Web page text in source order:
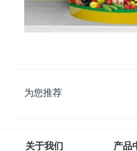
为您推荐
关于我们 产品